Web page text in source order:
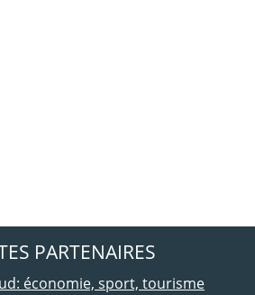
PARTENAIRES
économie, sport, tourisme